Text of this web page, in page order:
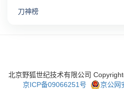
刀神榜
北京野狐世纪技术有限公司
京ICP备09066251号
京公网